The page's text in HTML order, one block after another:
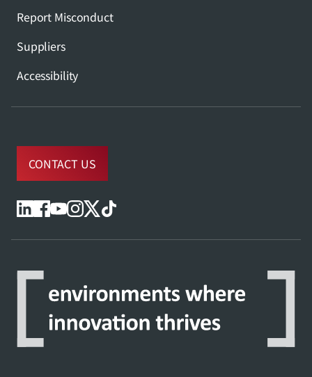
Report Misconduct
Suppliers
Accessibility
CONTACT US